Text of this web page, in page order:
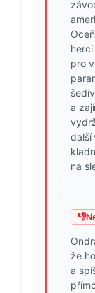
pro
a
další
na
👎
že
a